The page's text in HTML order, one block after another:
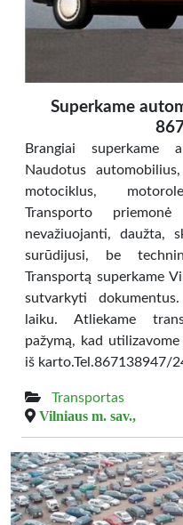
Superkame
Brangiai superkame
Naudotus
motociklus,
Transporto
nevažiuojanti, daužta,
surūdijusi, be
Transportą superkame
sutvarkyti
laiku. Atliekame
pažymą, kad
iš karto.Tel.867138947/
Transportas
Vilniaus m. sav.,